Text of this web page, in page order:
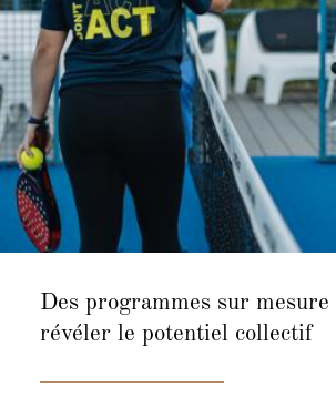
Des programmes sur mesure
révéler le potentiel collectif